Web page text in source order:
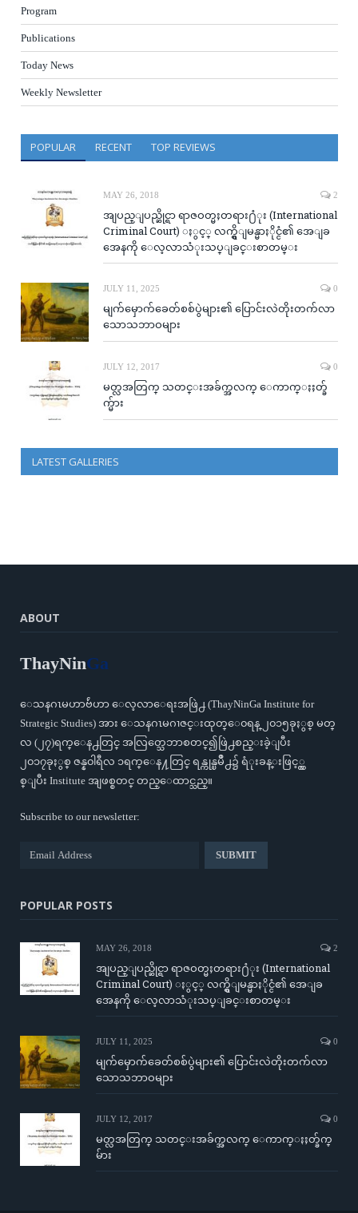
Program
Publications
Today News
Weekly Newsletter
POPULAR RECENT TOP REVIEWS
MAY 26, 2018 2
အျပည္ျပည္ဆိုင္ရာ ရာဇဝတ္မႈတရား႐ံုး (International
Criminal Court) ႏွင့္ လက္ရွိျမန္မာႏိုင္ငံ၏ အေျခ
အေနကို ေလ့လာသံုးသပ္ျခင္းစာတမ္း
JULY 11, 2025 0
မျက်မှောက်ခေတ်စစ်ပွဲများ၏ ပြောင်းလဲတိုးတက်လာ
သောသဘာဝများ
JULY 12, 2017 0
မတ္လအတြက္ သတင္းအခ်က္အလက္ ေကာက္ႏႈတ္ခ်
က္မ်ား
LATEST GALLERIES
ABOUT
ThayNinGa
ေသနဂၤမဟာဗ်ဴဟာ ေလ့လာေရးအဖြဲ႕ (ThayNinGa Institute for
Strategic Studies) အား ေသနဂၤမဂၢဇင္းထုတ္ေ၀ရန္ ၂၀၁၅ခုႏွစ္ မတ္
လ (၂၇)ရက္ေန႕တြင္ အလြတ္သေဘာစတင္၍ဖြဲ႕စည္းခဲ့ျပီး
၂၀၁၇ခုႏွစ္ ဇန္န၀ါရီလ ၁ရက္ေန႔တြင္ ရန္ကုန္ၿမိဳ႕၌ ရံုးခန္းဖြင့္လွ
စ္ျပီး Institute အျဖစ္စတင္ တည္ေထာင္သည္။
Subscribe to our newsletter:
POPULAR POSTS
MAY 26, 2018 2
အျပည္ျပည္ဆိုင္ရာ ရာဇဝတ္မႈတရား႐ံုး (International
Criminal Court) ႏွင့္ လက္ရွိျမန္မာႏိုင္ငံ၏ အေျခ
အေနကို ေလ့လာသံုးသပ္ျခင္းစာတမ္း
JULY 11, 2025 0
မျက်မှောက်ခေတ်စစ်ပွဲများ၏ ပြောင်းလဲတိုးတက်လာ
သောသဘာဝများ
JULY 12, 2017 0
မတ္လအတြက္ သတင္းအခ်က္အလက္ ေကာက္ႏႈတ္ခ်က္
မ်ား